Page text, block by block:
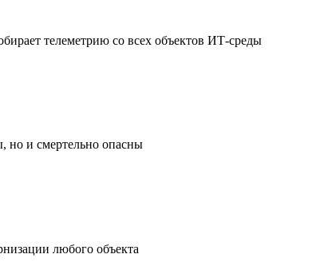
телеметрию со всех объектов ИТ-среды
но и смертельно опасны
любого объекта